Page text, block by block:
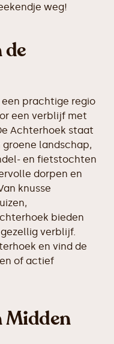
weg!
de
prachtige regio
een verblijf met
Achterhoek staat
landschap,
en fietstochten
dorpen en
knusse
bieden
verblijf.
en vind de
of actief
Midden